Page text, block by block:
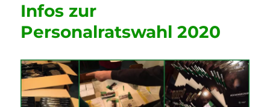
Infos zur
Personalratswahl 2020